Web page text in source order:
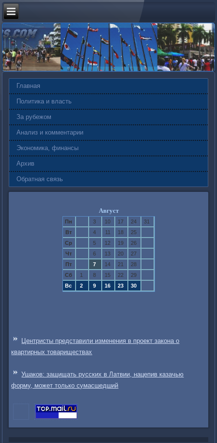
Главная
Политика и власть
За рубежом
Анализ и комментарии
Экономика, финансы
Архив
Обратная связь
Август
Пн 3 10 17 24
31
Вт
4 11 18
25
Ср
5 12 19
26
Чт
6 13 20
27
Пт
7 14 21
28
Сб
1 8 15 22
29
Вс
2 9 16 23 30
Центристы представили изменения в проект закона о
квартирных товариществах
Ушаков: защищать русских в Латвии, нацепив казачью
форму, может только сумасшедший